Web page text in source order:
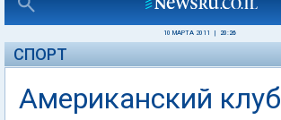
10 МАРТА 2011 20:26
СПОРТ
Американский клуб